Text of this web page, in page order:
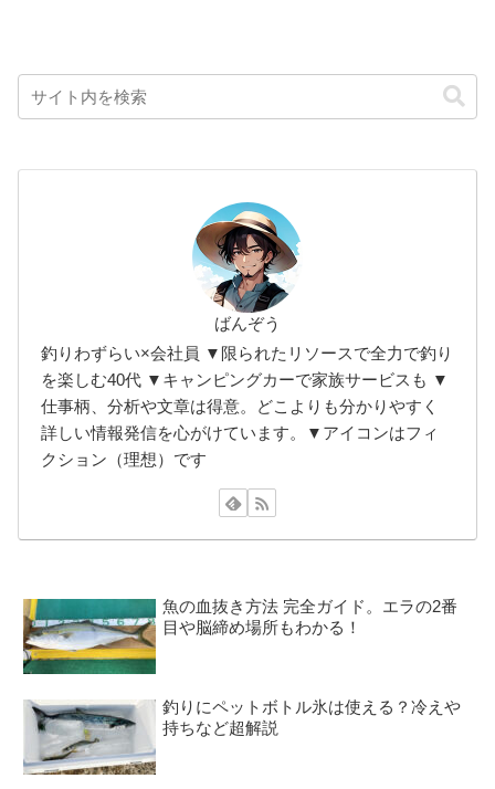
ばんぞう
釣りわずらい×会社員 ▼限られたリソースで全力で釣り
を楽しむ40代 ▼キャンピングカーで家族サービスも ▼
仕事柄、分析や文章は得意。どこよりも分かりやすく
詳しい情報発信を心がけています。▼アイコンはフィ
クション（理想）です
魚の血抜き方法 完全ガイド。エラの2番
目や脳締め場所もわかる！
釣りにペットボトル氷は使える？冷えや
持ちなど超解説